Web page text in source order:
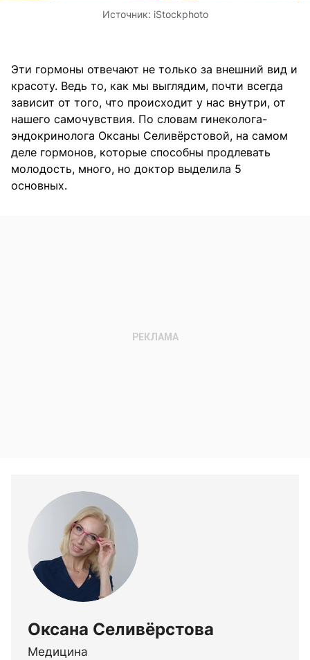
Источник: iStockphoto
Эти гормоны отвечают не только за внешний вид и
красоту. Ведь то, как мы выглядим, почти всегда
зависит от того, что происходит у нас внутри, от
нашего самочувствия. По словам гинеколога-
эндокринолога Оксаны Селивёрстовой, на самом
деле гормонов, которые способны продлевать
молодость, много, но доктор выделила 5
основных.
Оксана Селивёрстова
Медицина